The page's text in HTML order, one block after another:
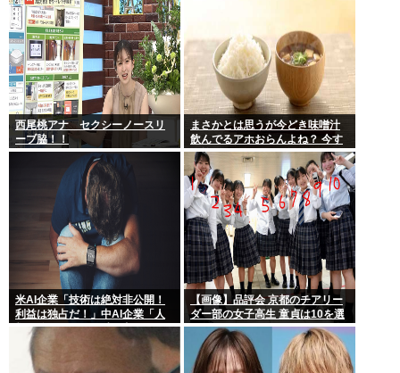
西尾桃アナ セクシーノースリ
ーブ脇！！
まさかとは思うが今どき味噌汁
飲んでるアホおらんよね？ 今す
ぐ捨てろ！死んでも知らんぞ！⚰
米AI企業「技術は絶対非公開！
利益は独占だ！」中AI企業「人
類に公開します、独り占めなん
て罰が当たる」これ
【画像】品評会 京都のチアリー
ダー部の女子高生 童貞は10を選
ぶらしい